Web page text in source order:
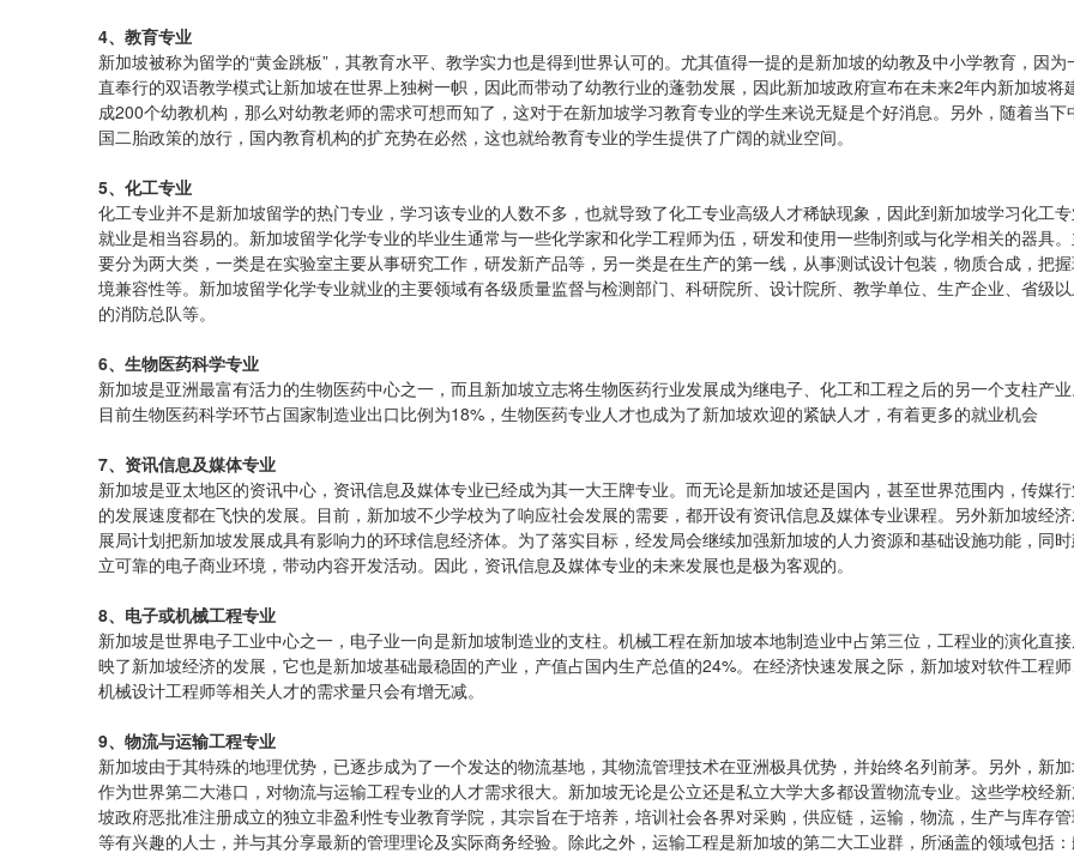
4、教育专业
新加坡被称为留学的“黄金跳板”，其教育水平、教学实力也是得到世界认可的。尤其值得一提的是新加坡的幼教及中小学教育，因为
直奉行的双语教学模式让新加坡在世界上独树一帜，因此而带动了幼教行业的蓬勃发展，因此新加坡政府宣布在未来2年内新加坡将
成200个幼教机构，那么对幼教老师的需求可想而知了，这对于在新加坡学习教育专业的学生来说无疑是个好消息。另外，随着当下
国二胎政策的放行，国内教育机构的扩充势在必然，这也就给教育专业的学生提供了广阔的就业空间。
5、化工专业
化工专业并不是新加坡留学的热门专业，学习该专业的人数不多，也就导致了化工专业高级人才稀缺现象，因此到新加坡学习化工
就业是相当容易的。新加坡留学化学专业的毕业生通常与一些化学家和化学工程师为伍，研发和使用一些制剂或与化学相关的器具
要分为两大类，一类是在实验室主要从事研究工作，研发新产品等，另一类是在生产的第一线，从事测试设计包装，物质合成，把
境兼容性等。新加坡留学化学专业就业的主要领域有各级质量监督与检测部门、科研院所、设计院所、教学单位、生产企业、省级
的消防总队等。
6、生物医药科学专业
新加坡是亚洲最富有活力的生物医药中心之一，而且新加坡立志将生物医药行业发展成为继电子、化工和工程之后的另一个支柱产业
目前生物医药科学环节占国家制造业出口比例为18%，生物医药专业人才也成为了新加坡欢迎的紧缺人才，有着更多的就业机会
7、资讯信息及媒体专业
新加坡是亚太地区的资讯中心，资讯信息及媒体专业已经成为其一大王牌专业。而无论是新加坡还是国内，甚至世界范围内，传媒
的发展速度都在飞快的发展。目前，新加坡不少学校为了响应社会发展的需要，都开设有资讯信息及媒体专业课程。另外新加坡经
展局计划把新加坡发展成具有影响力的环球信息经济体。为了落实目标，经发局会继续加强新加坡的人力资源和基础设施功能，同
立可靠的电子商业环境，带动内容开发活动。因此，资讯信息及媒体专业的未来发展也是极为客观的。
8、电子或机械工程专业
新加坡是世界电子工业中心之一，电子业一向是新加坡制造业的支柱。机械工程在新加坡本地制造业中占第三位，工程业的演化直接
映了新加坡经济的发展，它也是新加坡基础最稳固的产业，产值占国内生产总值的24%。在经济快速发展之际，新加坡对软件工程师
机械设计工程师等相关人才的需求量只会有增无减。
9、物流与运输工程专业
新加坡由于其特殊的地理优势，已逐步成为了一个发达的物流基地，其物流管理技术在亚洲极具优势，并始终名列前茅。另外，新
作为世界第二大港口，对物流与运输工程专业的人才需求很大。新加坡无论是公立还是私立大学大多都设置物流专业。这些学校经
坡政府恶批准注册成立的独立非盈利性专业教育学院，其宗旨在于培养，培训社会各界对采购，供应链，运输，物流，生产与库存
等有兴趣的人士，并与其分享最新的管理理论及实际商务经验。除此之外，运输工程是新加坡的第二大工业群，所涵盖的领域包括